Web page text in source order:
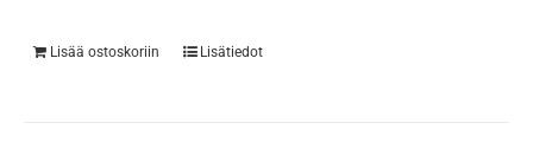
Lisää ostoskoriin Lisätiedot